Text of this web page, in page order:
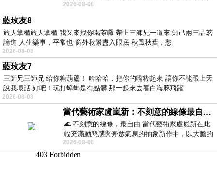
情況下，靠著自我努力工作累積出國基
2026-08-08
藍玫友8
旅人掌櫃旅人掌櫃 我又來找你喝茶囉 帶上三師兄一道來 知己兩三品茗
論道 人生樂事，平常也 窗外秋景盡入眼底 秋風秋葉，愁
2026-08-08
藍玫友7
三師兄三師兄 給你糖葫蘆！ 哈哈哈，把你的嘴糊起來 讓你不能跟上天
說我壞話 好吧！玩打蟑螂是有點髒 那一起來去看白海豚飛躍
2026-08-08
當代藝術家盧嵐新：不刻意的線條最自由，讓色彩流動、筆觸自己說話
🌊 不刻意的線條，最自由 當代藝術家盧嵐新在此
幅充滿動態感與奔放氣息的抽象新作中，以大膽的
藍色顏料在白色畫布上揮灑、壓印與流淌
2026-08-08